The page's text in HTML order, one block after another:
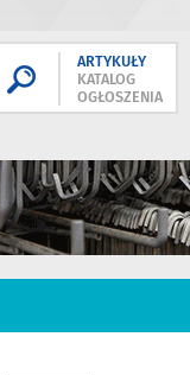
ARTYKUŁY
KATALOG
OGŁOSZENIA